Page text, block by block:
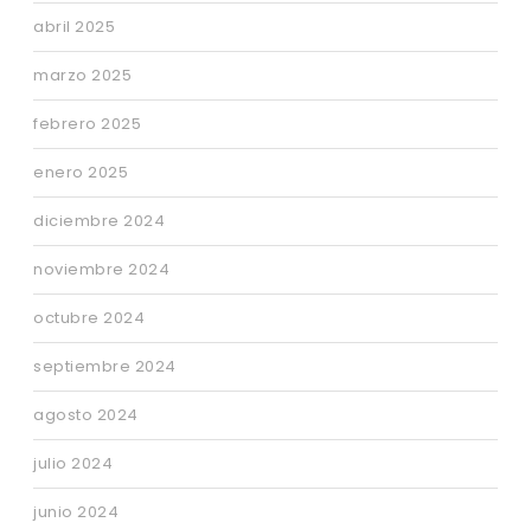
abril 2025
marzo 2025
febrero 2025
enero 2025
diciembre 2024
noviembre 2024
octubre 2024
septiembre 2024
agosto 2024
julio 2024
junio 2024